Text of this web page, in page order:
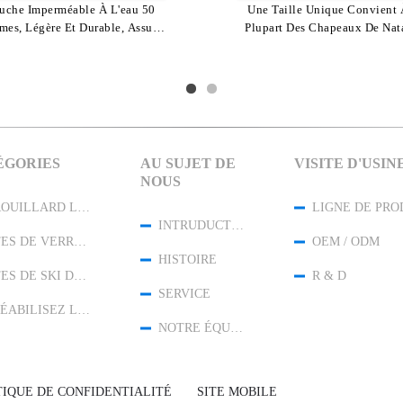
Imperméable À L'eau 50
Légère Et Durable, Assure
Une Taille Unique Convient
Plupart Des Chapeaux De
De Natation Imperméable
De Haute Durabilité Conçu
Bonnet De Bain Imperméable
Unique, Intérieur Doux Et
ANTI BROUILLARD LUNETTES DE NATATION
LUNETTES DE VERRES DE SÛRETÉ
LUNETTES DE SKI DE NEIGE
IMPERMÉABILISEZ LE CHAPEAU DE BAIN
AU SUJET DE
NOUS
INTRUDUCTION
HISTOIRE
SERVICE
NOTRE ÉQUIPE
VISITE
LIGNE DE
OEM / ODM
R & D
DE CONFIDENTIALITÉ SITE MOBILE